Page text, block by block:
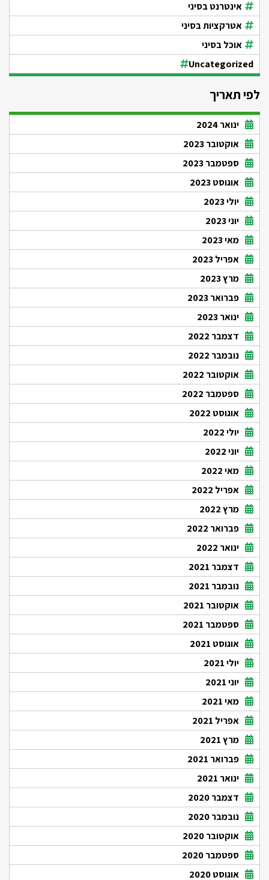
אינטרנט בסיני
אטרקציות בסיני
אוכל בסיני
Uncategorized
לפי תאריך
ינואר 2024
אוקטובר 2023
ספטמבר 2023
אוגוסט 2023
יולי 2023
יוני 2023
מאי 2023
אפריל 2023
מרץ 2023
פברואר 2023
ינואר 2023
דצמבר 2022
נובמבר 2022
אוקטובר 2022
ספטמבר 2022
אוגוסט 2022
יולי 2022
יוני 2022
מאי 2022
אפריל 2022
מרץ 2022
פברואר 2022
ינואר 2022
דצמבר 2021
נובמבר 2021
אוקטובר 2021
ספטמבר 2021
אוגוסט 2021
יולי 2021
יוני 2021
מאי 2021
אפריל 2021
מרץ 2021
פברואר 2021
ינואר 2021
דצמבר 2020
נובמבר 2020
אוקטובר 2020
ספטמבר 2020
אוגוסט 2020